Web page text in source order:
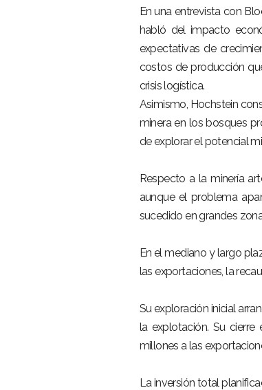
En una entrevista con
habló del impacto
expectativas de
costos de producción
crisis logística.
Asimismo, Hochstein
minera en los bosques
de explorar el potencial
Respecto a la minería
aunque el problema
sucedido en grandes
En el mediano y largo
las exportaciones, la
Su exploración inicial
la explotación. Su
millones a las
La inversión total